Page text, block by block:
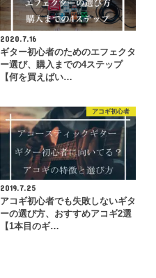
2020.7.16
ギター初心者のためのエフェクタ
ー選び、購入までの4ステップ
【何を買えばい…
アコギ初心者
2019.7.25
アコギ初心者でも失敗しないギタ
ーの選び方、おすすめアコギ2選
【1本目のギ…